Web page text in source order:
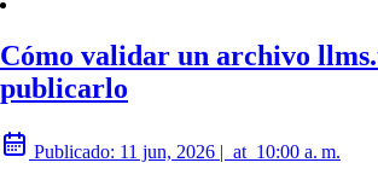
Cómo validar un archivo
publicarlo
Publicado: 11 jun, 2026 | at 10:00 a. m.